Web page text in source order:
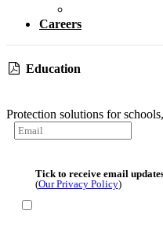
Careers
Education
Protection solutions for
Tick to receive email
(Our Privacy Policy)